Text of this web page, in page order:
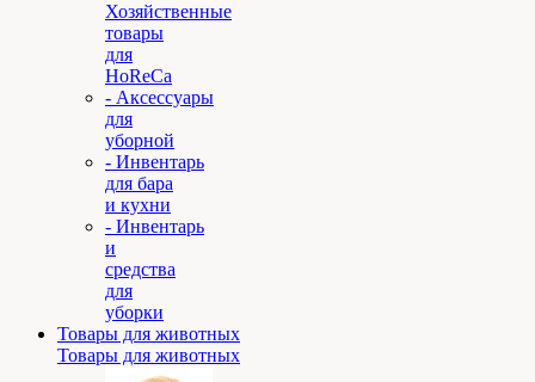
Хозяйственные
товары
для
HoReCa
- Аксессуары
для
уборной
- Инвентарь
для бара
и кухни
- Инвентарь
и
средства
для
уборки
Товары для животных
Товары для животных